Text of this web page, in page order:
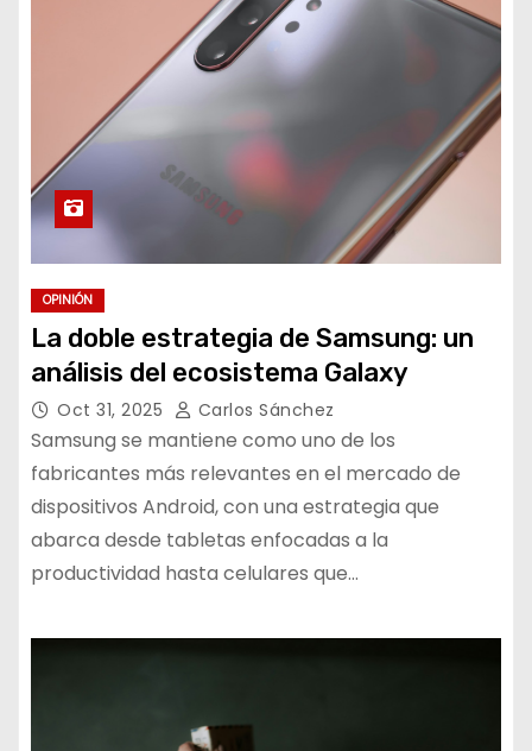
OPINIÓN
La doble estrategia de Samsung: un
análisis del ecosistema Galaxy
Oct 31, 2025 Carlos Sánchez
Samsung se mantiene como uno de los
fabricantes más relevantes en el mercado de
dispositivos Android, con una estrategia que
abarca desde tabletas enfocadas a la
productividad hasta celulares que…